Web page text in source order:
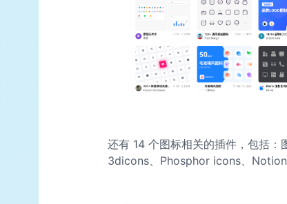
还有 14 个图标相关的插件，包括
3dicons、Phosphor icons、